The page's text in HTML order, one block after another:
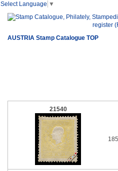
Select Language ▼
register
AUSTRIA Stamp Catalogue TOP
21540